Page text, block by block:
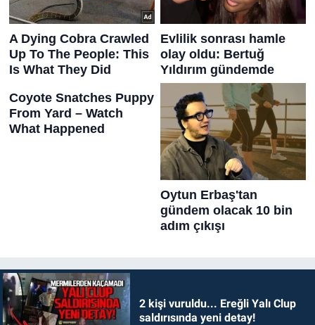
2 kişi vuruldu... Ereğli Yalı Clup
saldırısında yeni detay!